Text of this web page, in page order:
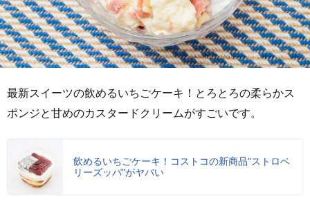
最新スイーツの飲めるいちごケーキ！とろとろの柔らかス
ポンジと甘めのカスタードクリームがすごいです。
飲めるいちごケーキ！コストコの新商品”ストロベ
リーズッパ”がヤバい